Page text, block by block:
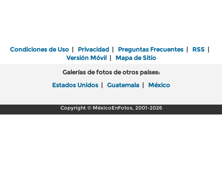
Condiciones de Uso | Privacidad | Preguntas Frecuentes | RSS |
Versión Móvil| Mapa de Sitio
Galerías de fotos de otros países:
Estados Unidos | Guatemala | México
Copyright © MéxicoEnFotos, 2001-2026